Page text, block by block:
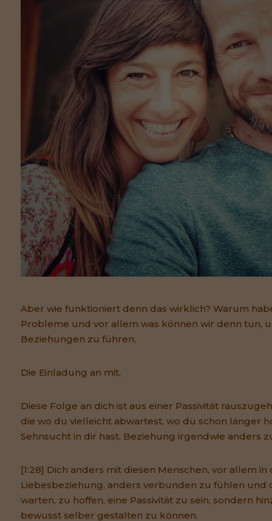
Aber wie funktioniert denn das wirklich? Warum
Probleme und vor allem was können wir denn tun,
Beziehungen zu führen,
Die Einladung an mit,
Diese Folge an dich ist aus einer Passivität
die wo du vielleicht abwartest, wo du schon länger
Sehnsucht in dir hast, Beziehung irgendwie anders
[1:28] Dich anders mit diesen Menschen, vor allem in
Liebesbeziehung, anders verbunden zu fühlen und
warten, zu hoffen, eine Passivität zu sein, sondern
bewusst selber gestalten zu können.